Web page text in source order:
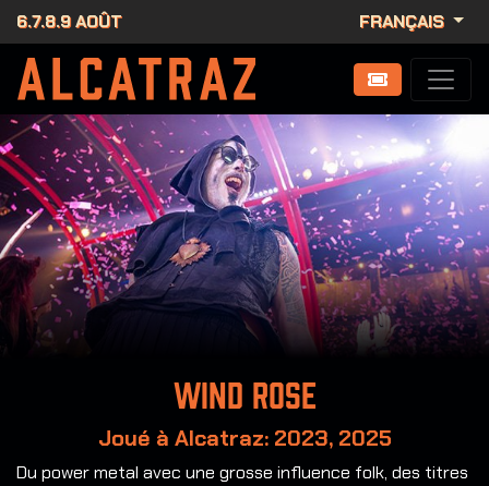
6.7.8.9 AOÛT FRANÇAIS
Wind Rose
Joué à Alcatraz: 2023, 2025
Du power metal avec une grosse influence folk, des titres